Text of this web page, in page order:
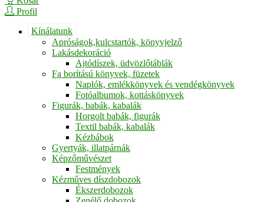
Profil
Kínálatunk
Apróságok,kulcstartók, könyvjelző
Lakásdekoráció
Ajtódíszek, üdvözlőtáblák
Fa borítású könyvek, füzetek
Naplók, emlékkönyvek és vendégkönyvek
Fotóalbumok, kottáskönyvek
Figurák, babák, kabalák
Horgolt babák, figurák
Textil babák, kabalák
Kézbábok
Gyertyák, illatpárnák
Képzőművészet
Festmények
Kézműves díszdobozok
Ékszerdobozok